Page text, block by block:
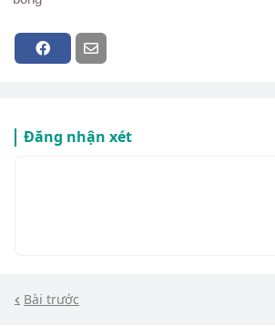
Đăng nhận xét
Bài trước